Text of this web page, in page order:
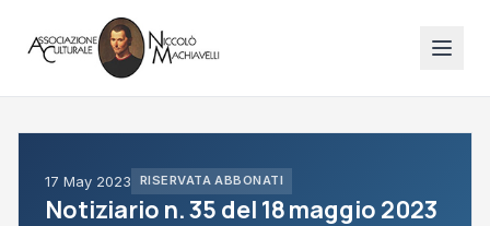
17 May 2023 RISERVATA ABBONATI
Notiziario n. 35 del 18 maggio 2023